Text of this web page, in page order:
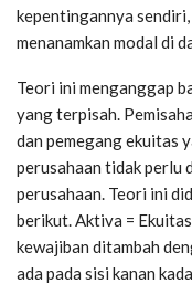
kepentingannya
menanamkan modal di
Teori ini menganggap
yang terpisah.
dan pemegang ekuitas
perusahaan tidak perlu
perusahaan. Teori ini
berikut. Aktiva =
kewajiban ditambah
ada pada sisi kanan